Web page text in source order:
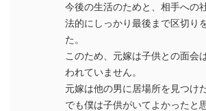
今後の生活のためと、相手への
法的にしっかり最後まで区切り
た。
このため、元嫁は子供との面会
われていません。
元嫁は他の男に居場所を見つけ
でも僕は子供がいてよかったと